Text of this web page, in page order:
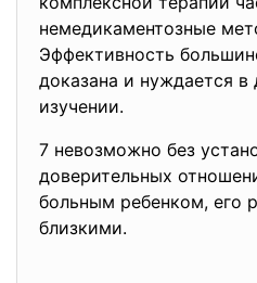
немедикаментозные
Эффективность
доказана и нуждается
изучении.
7 невозможно без
доверительных
больным ребенком, его
близкими.